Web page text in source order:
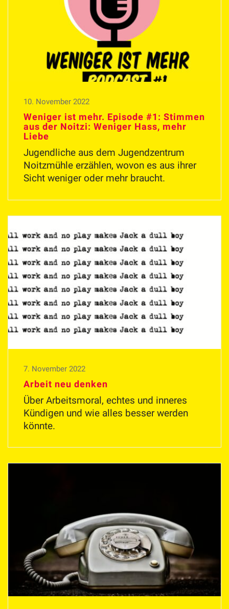
10. November 2022
Weniger ist mehr. Episode #1: Stimmen
aus der Noitzi: Weniger Hass, mehr
Liebe
Jugendliche aus dem Jugendzentrum
Noitzmühle erzählen, wovon es aus ihrer
Sicht weniger oder mehr braucht.
7. November 2022
Arbeit neu denken
Über Arbeitsmoral, echtes und inneres
Kündigen und wie alles besser werden
könnte.